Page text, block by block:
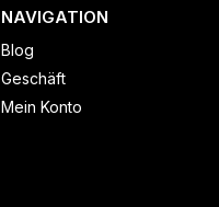
NAVIGATION
Blog
Geschäft
Mein Konto